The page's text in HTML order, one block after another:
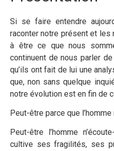
Si se faire entendre
raconter notre présent et les
à être ce que nous
continuent de nous parler de
qu’ils ont fait de lui une
que, non sans quelque
notre évolution est en fin de
Peut-être parce que
Peut-être l’homme
cultive ses fragilités, ses